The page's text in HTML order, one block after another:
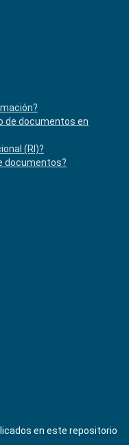
de documentos en
(RI)?
documentos?
en este repositorio